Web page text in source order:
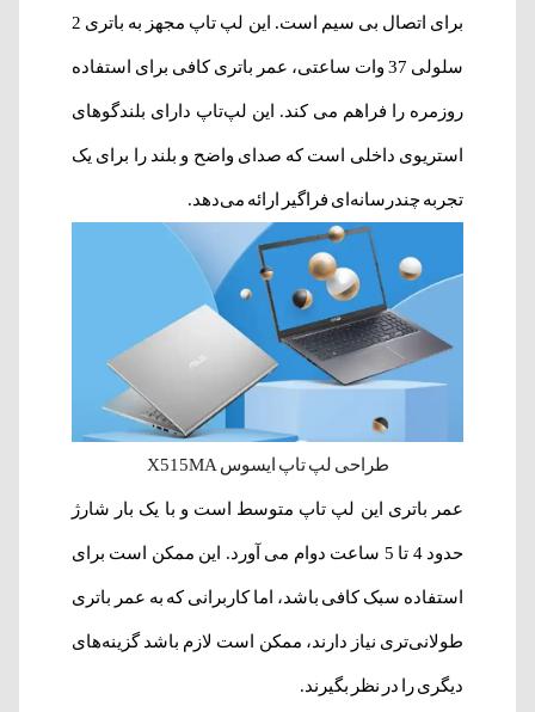
برای اتصال بی سیم است. این لپ تاپ مجهز به باتری 2
سلولی 37 وات ساعتی، عمر باتری کافی برای استفاده
روزمره را فراهم می کند. این لپ‌تاپ دارای بلندگوهای
استریوی داخلی است که صدای واضح و بلند را برای یک
تجربه چندرسانه‌ای فراگیر ارائه می‌دهد.
طراحی لپ تاپ ایسوس X515MA
عمر باتری این لپ تاپ متوسط ​​است و با یک بار شارژ
حدود 4 تا 5 ساعت دوام می آورد. این ممکن است برای
استفاده سبک کافی باشد، اما کاربرانی که به عمر باتری
طولانی‌تری نیاز دارند، ممکن است لازم باشد گزینه‌های
دیگری را در نظر بگیرند.